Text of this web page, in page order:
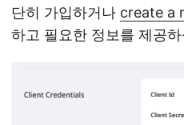
단히 가입하거나 create a
하고 필요한 정보를 제공